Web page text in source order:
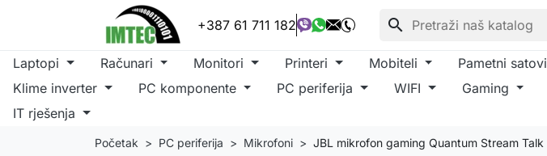
+387 61 711 182 search
Laptopi Računari Monitori Printeri Mobiteli Pametni satovi
Klime inverter
PC komponente PC periferija WIFI Gaming
IT rješenja
Početak PC periferija Mikrofoni JBL mikrofon gaming Quantum Stream Talk